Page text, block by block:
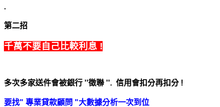
.
第二招
千萬不要自己比較利息 !
多次多家送件會被銀行 ''徵聯 ''. 信用會扣分再扣分 !
要找" 專業貸款顧問 "大數據分析一次到位